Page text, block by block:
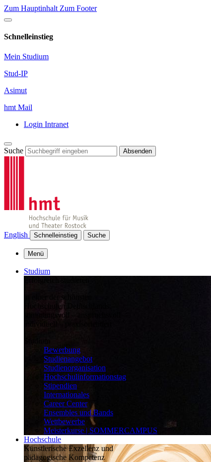
Zum Hauptinhalt Zum Footer
Schnelleinstieg
Mein Studium
Stud-IP
Asimut
hmt Mail
Login Intranet
Suche Absenden
English Schnelleinstieg Suche
Menü
Studium
in einer der schönsten
Hochschulen Deutschlands:
stimmungsvoll – anspruchsvoll –
individuell – praxisorientiert
Bewerbung
Studienangebot
Studienorganisation
Hochschulinformationstag
Stipendien
Internationales
Career Center
Ensembles und Bands
Wettbewerbe
Meisterkurse | SOMMERCAMPUS
Hochschule
Künstlerische Exzellenz und
pädagogische Kompetenz